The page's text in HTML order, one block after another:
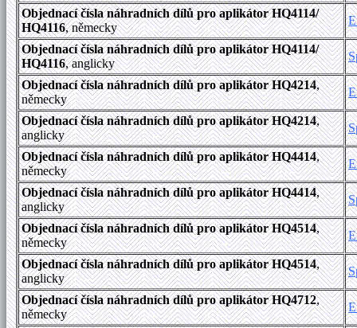
Objednací čísla náhradních dílů pro aplikátor HQ4114/
HQ4116, německy
Objednací čísla náhradních dílů pro aplikátor HQ4114/
HQ4116, anglicky
Objednací čísla náhradních dílů pro aplikátor HQ4214,
německy
Objednací čísla náhradních dílů pro aplikátor HQ4214,
anglicky
Objednací čísla náhradních dílů pro aplikátor HQ4414,
německy
Objednací čísla náhradních dílů pro aplikátor HQ4414,
anglicky
Objednací čísla náhradních dílů pro aplikátor HQ4514,
německy
Objednací čísla náhradních dílů pro aplikátor HQ4514,
anglicky
Objednací čísla náhradních dílů pro aplikátor HQ4712,
německy